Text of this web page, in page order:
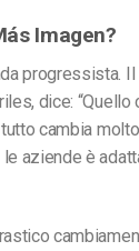
Imagen?
progressista.
dice:
cambia
aziende è